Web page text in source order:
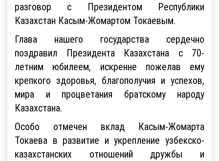
разговор с Президентом Республики
Казахстан Касым-Жомартом Токаевым.
Глава нашего государства сердечно
поздравил Президента Казахстана с 70-
летним юбилеем, искренне пожелав ему
крепкого здоровья, благополучия и успехов,
мира и процветания братскому народу
Казахстана.
Особо отмечен вклад Касым-Жомарта
Токаева в развитие и укрепление узбекско-
казахстанских отношений дружбы и